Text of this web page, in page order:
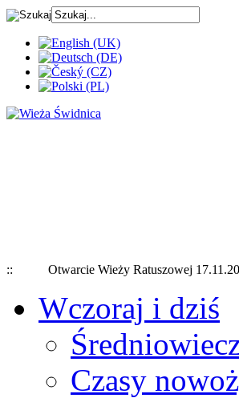
:: Otwarcie Wieży Ratuszowej
Wczoraj i dziś
Czasy